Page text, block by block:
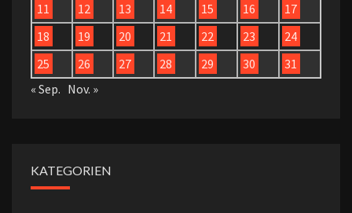
11
12 13 14 15 16
17
18
19 20 21 22 23
24
25
26 27 28 29 30
31
« Sep. Nov. »
KATEGORIEN